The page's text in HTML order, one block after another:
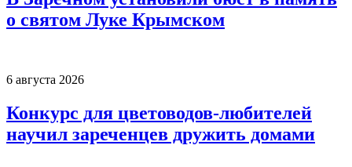
о святом Луке Крымском
6 августа 2026
Конкурс для цветоводов-любителей
научил зареченцев дружить домами